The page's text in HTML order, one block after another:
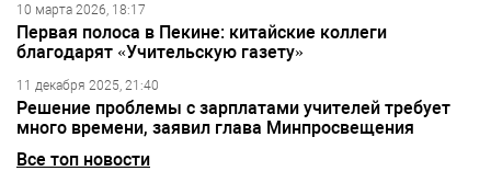
10 марта 2026, 18:17
Первая полоса в Пекине: китайские коллеги
благодарят «Учительскую газету»
11 декабря 2025, 21:40
Решение проблемы с зарплатами учителей требует
много времени, заявил глава Минпросвещения
Все топ новости